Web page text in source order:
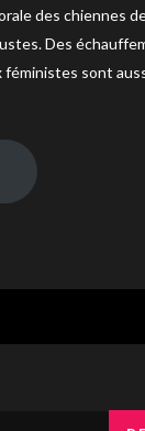
des chiennes
Des
féministes sont